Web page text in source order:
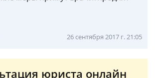
26 сентября 2017 г. 21:05
юриста онлайн